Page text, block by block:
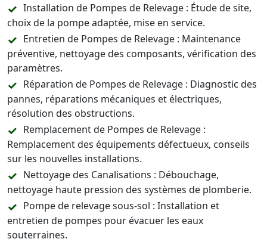
Installation de Pompes de Relevage : Étude de site,
choix de la pompe adaptée, mise en service.
Entretien de Pompes de Relevage : Maintenance
préventive, nettoyage des composants, vérification des
paramètres.
Réparation de Pompes de Relevage : Diagnostic des
pannes, réparations mécaniques et électriques,
résolution des obstructions.
Remplacement de Pompes de Relevage :
Remplacement des équipements défectueux, conseils
sur les nouvelles installations.
Nettoyage des Canalisations : Débouchage,
nettoyage haute pression des systèmes de plomberie.
Pompe de relevage sous-sol : Installation et
entretien de pompes pour évacuer les eaux
souterraines.